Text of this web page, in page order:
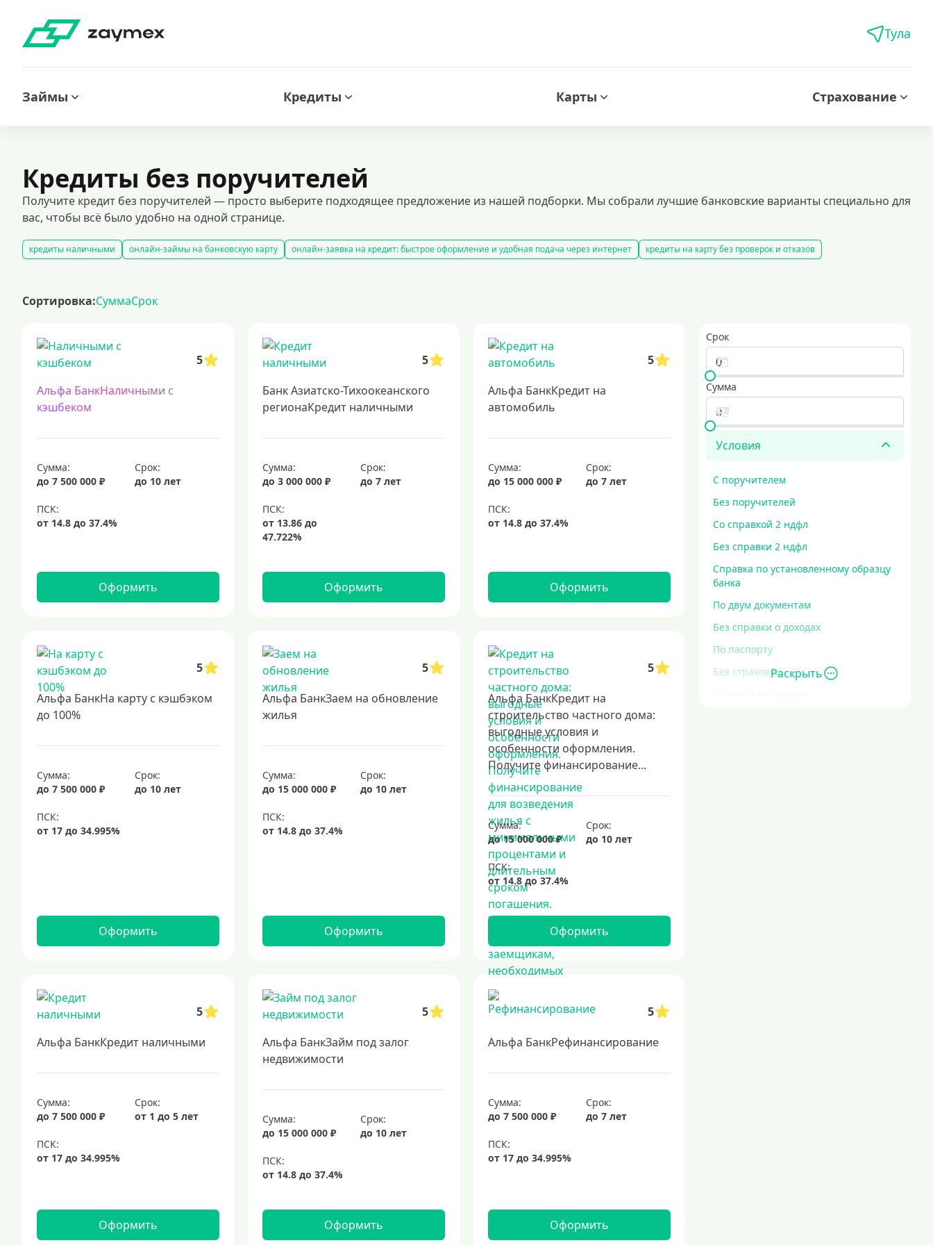
Тула
Займы Кредиты Карты Страхование
Кредиты без поручителей
Получите кредит без поручителей — просто выберите подходящее предложение из нашей подборки. Мы собрали лучшие банковские варианты специально для
вас, чтобы всё было удобно на одной странице.
кредиты наличными онлайн-займы на банковскую карту онлайн-заявка на кредит: быстрое оформление и удобная подача через интернет
кредиты на карту без проверок и отказов
кредит на 300000 рублей
кредит на 2 миллиона рублей: выгодные предложения и условия оформления
кредиты для самозанятых
кредиты на 5 лет потребительские кредиты кредит за 5 минут заем наличными для любых ваших потребностей
срочный кредит
подбор кредита
Сортировка:СуммаСрок
Срок
Сумма
Условия
С поручителем
Без поручителей
Со справкой 2 ндфл
Без справки 2 ндфл
Справка по установленному образцу
банка
По двум документам
Без справки о доходах
По паспорту
Без страховки
На карту без отказа
Раскрыть
5
Альфа БанкНаличными с
кэшбеком
Сумма:
до 7 500 000 ₽
Срок:
до 10 лет
Оформить
5
Банк Азиатско-Тихоокеанского
регионаКредит наличными
Сумма:
до 3 000 000 ₽
Срок:
до 7 лет
Оформить
5
Альфа БанкКредит на
автомобиль
Сумма:
до 15 000 000 ₽
Срок:
до 7 лет
Оформить
5
Альфа БанкНа карту с кэшбэком
до 100%
Сумма:
до 7 500 000 ₽
Срок:
до 10 лет
Оформить
5
Альфа БанкЗаем на обновление
жилья
Сумма:
до 15 000 000 ₽
Срок:
до 10 лет
Оформить
5
Альфа БанкКредит на
строительство частного дома:
выгодные условия и
особенности оформления.
Получите финансирование...
Сумма:
до 15 000 000 ₽
Срок:
до 10 лет
Оформить
5
Альфа БанкКредит наличными
Сумма:
до 7 500 000 ₽
Срок:
от 1 до 5 лет
Оформить
5
Альфа БанкЗайм под залог
недвижимости
Сумма:
до 15 000 000 ₽
Срок:
до 10 лет
Оформить
5
Альфа БанкРефинансирование
Сумма:
до 7 500 000 ₽
Срок:
до 7 лет
Оформить